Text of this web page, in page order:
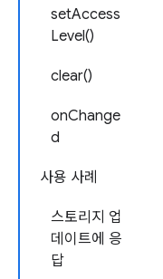
setAccess
Level()
clear()
onChange
d
사용 사례
스토리지 업
데이트에 응
답